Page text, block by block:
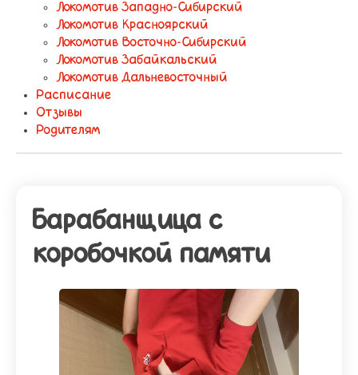
Локомотив Западно-Сибирский
Локомотив Красноярский
Локомотив Восточно-Сибирский
Локомотив Забайкальский
Локомотив Дальневосточный
Расписание
Отзывы
Родителям
Барабанщица с
коробочкой памяти